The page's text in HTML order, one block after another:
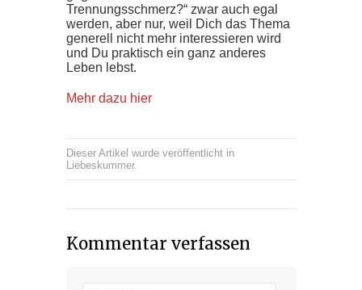
Trennungsschmerz?“ zwar auch egal
werden, aber nur, weil Dich das Thema
generell nicht mehr interessieren wird
und Du praktisch ein ganz anderes
Leben lebst.
Mehr dazu hier
Dieser Artikel wurde veröffentlicht in
Liebeskummer.
Kommentar verfassen